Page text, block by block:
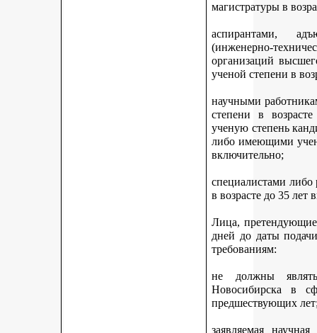
магистратуры в
аспирантами,
(инженерно-
организаций
ученой степени в
научными
степени в
ученую степень
либо имеющими
включительно;
специалистами
в возрасте до 35 лет
Лица,
дней до даты
требованиям:
не должны
Новосибирска в
предшествующих
заявляемая